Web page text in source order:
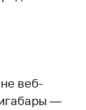
веб-
—